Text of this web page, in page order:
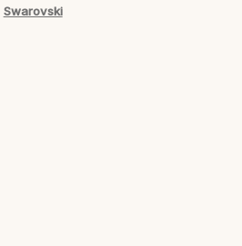
Swarovski